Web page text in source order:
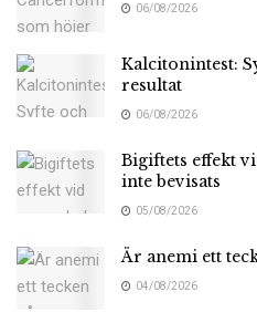
06/08/2026
Kalcitonintest:
resultat
06/08/2026
Bigiftets effekt
inte bevisats
05/08/2026
Är anemi ett
04/08/2026